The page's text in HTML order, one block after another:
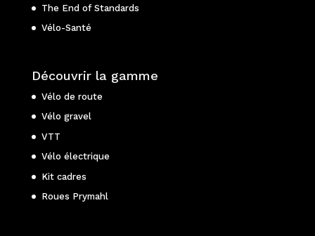
The End of Standards
Vélo-Santé
Découvrir la gamme
Vélo de route
Vélo gravel
VTT
Vélo électrique
Kit cadres
Roues Prymahl